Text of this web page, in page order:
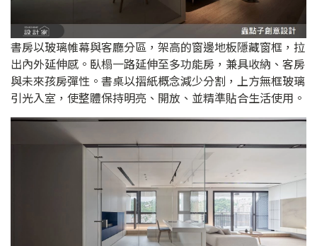
書房以玻璃帷幕與客廳分區，架高的窗邊地板隱藏窗框，拉
出內外延伸感。臥榻一路延伸至多功能房，兼具收納、客房
與未來孩房彈性。書桌以摺紙概念減少分割，上方無框玻璃
引光入室，使整體保持明亮、開放、並精準貼合生活使用。